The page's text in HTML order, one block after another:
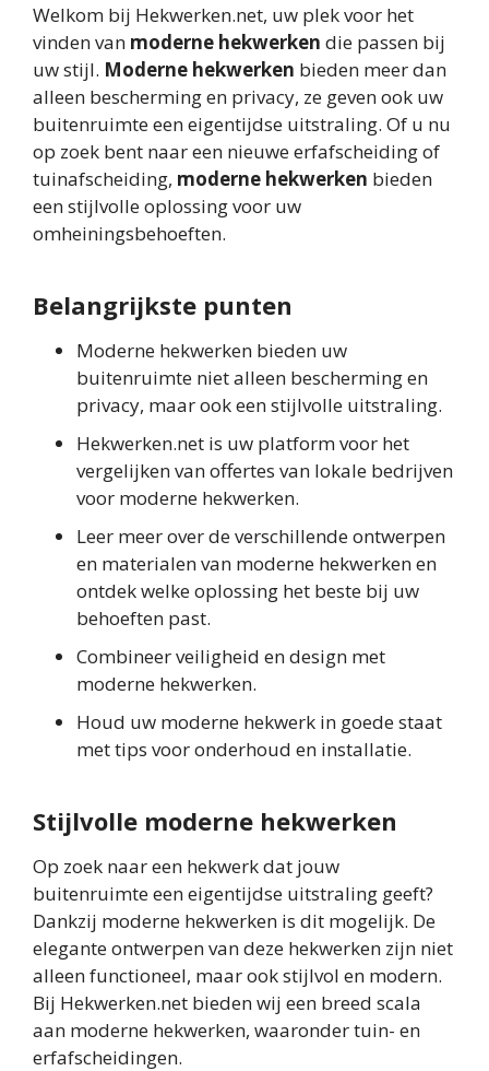
Welkom bij Hekwerken.net, uw plek voor het
vinden van moderne hekwerken die passen bij
uw stijl. Moderne hekwerken bieden meer dan
alleen bescherming en privacy, ze geven ook uw
buitenruimte een eigentijdse uitstraling. Of u nu
op zoek bent naar een nieuwe erfafscheiding of
tuinafscheiding, moderne hekwerken bieden
een stijlvolle oplossing voor uw
omheiningsbehoeften.
Belangrijkste punten
Moderne hekwerken bieden uw
buitenruimte niet alleen bescherming en
privacy, maar ook een stijlvolle uitstraling.
Hekwerken.net is uw platform voor het
vergelijken van offertes van lokale bedrijven
voor moderne hekwerken.
Leer meer over de verschillende ontwerpen
en materialen van moderne hekwerken en
ontdek welke oplossing het beste bij uw
behoeften past.
Combineer veiligheid en design met
moderne hekwerken.
Houd uw moderne hekwerk in goede staat
met tips voor onderhoud en installatie.
Stijlvolle moderne hekwerken
Op zoek naar een hekwerk dat jouw
buitenruimte een eigentijdse uitstraling geeft?
Dankzij moderne hekwerken is dit mogelijk. De
elegante ontwerpen van deze hekwerken zijn niet
alleen functioneel, maar ook stijlvol en modern.
Bij Hekwerken.net bieden wij een breed scala
aan moderne hekwerken, waaronder tuin- en
erfafscheidingen.